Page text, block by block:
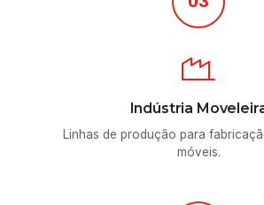
Indústria
Linhas de produção para
móveis.